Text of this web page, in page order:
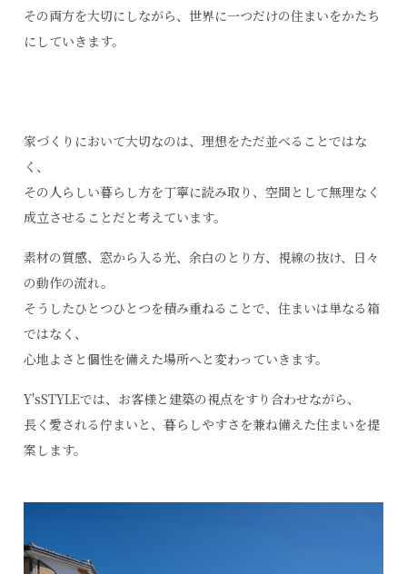
その両方を大切にしながら、世界に一つだけの住まいをかたち
にしていきます。
家づくりにおいて大切なのは、理想をただ並べることではな
く、
その人らしい暮らし方を丁寧に読み取り、空間として無理なく
成立させることだと考えています。
素材の質感、窓から入る光、余白のとり方、視線の抜け、日々
の動作の流れ。
そうしたひとつひとつを積み重ねることで、住まいは単なる箱
ではなく、
心地よさと個性を備えた場所へと変わっていきます。
Y'sSTYLEでは、お客様と建築の視点をすり合わせながら、
長く愛される佇まいと、暮らしやすさを兼ね備えた住まいを提
案します。